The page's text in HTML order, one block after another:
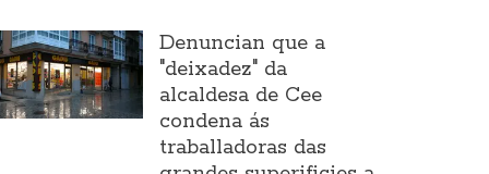
Denuncian que a
"deixadez" da
alcaldesa de Cee
condena ás
traballadoras das